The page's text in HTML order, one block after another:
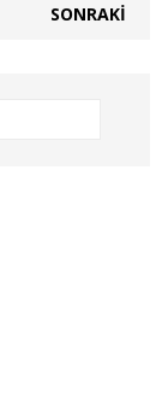
SONRAKI